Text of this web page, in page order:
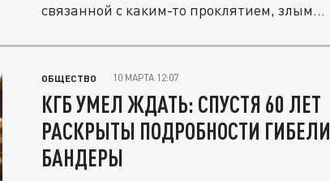
связанной с каким-то проклятием, злым...
ОБЩЕСТВО 10 МАРТА 12:07
КГБ УМЕЛ ЖДАТЬ: СПУСТЯ 60 ЛЕТ
РАСКРЫТЫ ПОДРОБНОСТИ ГИБЕЛИ
БАНДЕРЫ